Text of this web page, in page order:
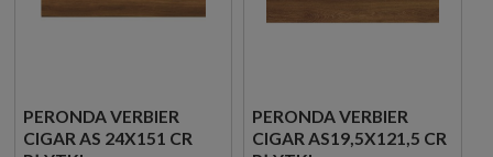
PERONDA VERBIER
CIGAR AS 24X151 CR
PERONDA VERBIER
CIGAR AS19,5X121,5 CR